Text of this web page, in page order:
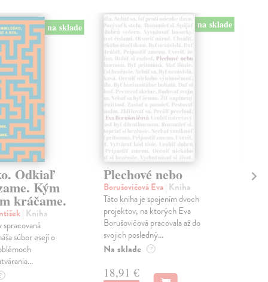
na sklade
Odkiaľ
Kým
kráčame.
| Kniha
súbor esejí o
na sklade
Plechové nebo
Borušovičová Eva| Kniha
Táto kniha je spojením dvoch
projektov, na ktorých Eva
Borušovičová pracovala až do
svojich posledný...
Na sklade ?
18,91 €